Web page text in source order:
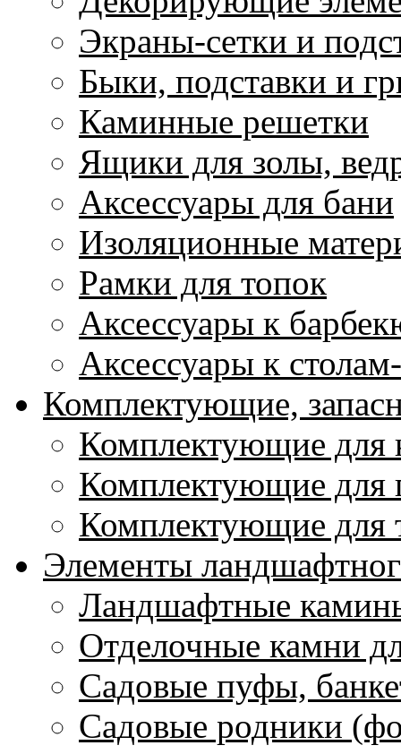
Экраны-сетки и
Быки, подставки и
Каминные решетки
Ящики для золы,
Аксессуары для бани
Изоляционные
Рамки для топок
Аксессуары к
Аксессуары к
Комплектующие,
Комплектующие для
Комплектующие для
Комплектующие для
Элементы
Ландшафтные
Отделочные камни
Садовые пуфы,
Садовые родники